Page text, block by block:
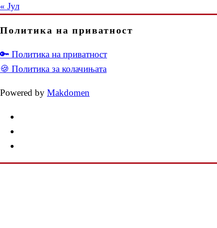
« Јул
Политика на приватност
🔑 Политика на приватност
🍪 Политика за колачињата
Powered by Makdomen